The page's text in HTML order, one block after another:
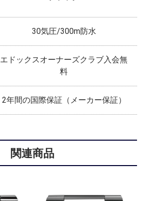
30気圧/300m防水
エドックスオーナーズクラブ入会無
料
2年間の国際保証（メーカー保証）
関連商品